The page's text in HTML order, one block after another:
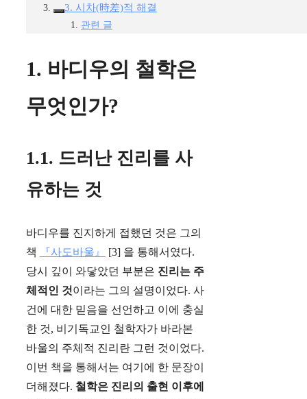
3. 시차(時差)적 해결
관련 글
1. 바디우의 철학은
무엇인가?
1.1. 드러난 진리를 사
유하는 것
바디우를 진지하게 접했던 것은 그의
책
『사도바울』
[3] 을 통해서였다.
당시 깊이 와닿았던 부분은 진리는 주
체적인 것이라는 그의 설명이었다. 사
건에 대한 믿음을 선언하고 이에 충실
한 것, 비기독교인 철학자가 바라본
바울의 주체적 진리란 그런 것이었다.
이번 책을 통해서는 여기에 한 문장이
더해졌다. 철학은 진리의 출현 이후에